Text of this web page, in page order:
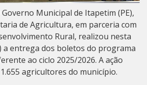
Governo Municipal de Itapetim (PE),
de Agricultura, em parceria com
Rural, realizou nesta
a entrega dos boletos do programa
ao ciclo 2025/2026. A ação
agricultores do município.